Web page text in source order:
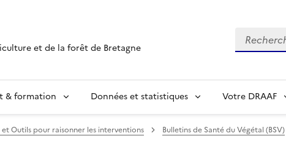
et de la forêt de Bretagne
Recherche
& formation Données et statistiques Votre DRAAF
et Outils pour raisonner les interventions Bulletins de Santé du Végétal (BSV)